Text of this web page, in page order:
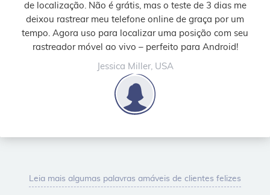
de localização. Não é grátis, mas o teste de 3 dias me
deixou rastrear meu telefone online de graça por um
tempo. Agora uso para localizar uma posição com seu
rastreador móvel ao vivo – perfeito para Android!
Jessica Miller, USA
Leia mais algumas palavras amáveis de clientes felizes